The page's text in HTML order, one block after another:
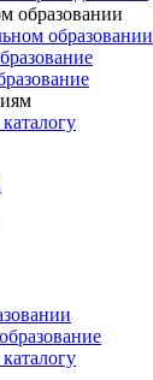
образовании
образовании